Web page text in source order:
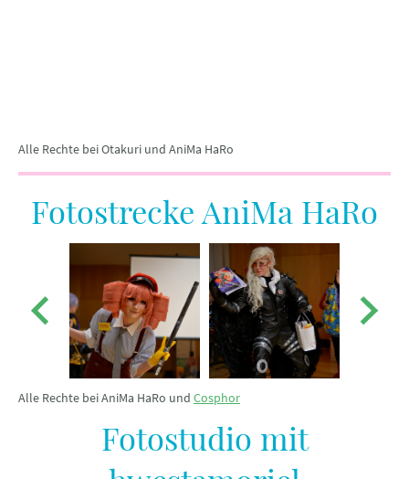
Alle Rechte bei Otakuri und AniMa HaRo
Fotostrecke AniMa HaRo
Fotostudio mit
Alle Rechte bei AniMa HaRo und Cosphor